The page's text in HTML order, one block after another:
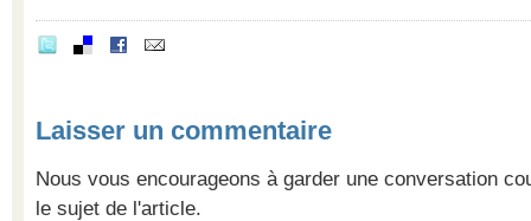
Laisser un commentaire
Nous vous encourageons à garder une conversation
le sujet de l'article.